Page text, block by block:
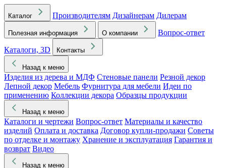
Каталог Производителям Дизайнерам Дилерам
Полезная информация О компании
Вопрос-ответ
Каталоги, 3D
Контакты
Назад к меню
Изделия из дерева и МДФ Стеновые панели Резной декор
Лепной декор Мебель Фурнитура для мебели Идеи по
применению Коллекции декора Образцы продукции
Назад к меню
Каталоги и чертежи Вопрос-ответ Материалы и качество
изделий Оплата и доставка Договор купли-продажи Советы
по отделке и монтажу Хранение и эксплуатация Гарантия и
возврат Видео
Назад к меню